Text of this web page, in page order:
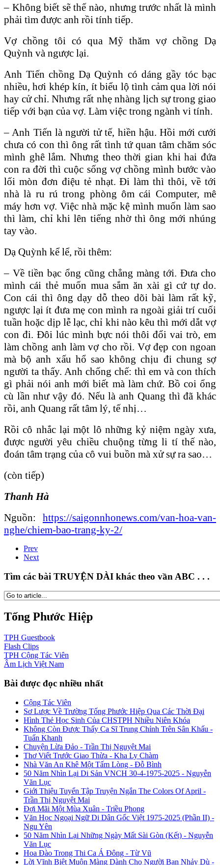
– Không biết sẽ thế nào, nhưng trước nhất là mình
phải tìm được anh rồi tính tiếp.
Vợ chồng tôi có qua Mỹ thăm vợ chồng Dạ
Quỳnh và ngược lại.
Anh Tiến chồng Dạ Quỳnh có dáng gầy tóc bạc
nhiều, hơi khép kín, ít biểu lộ tình cảm qua lời nói
hay cử chỉ. Nhưng rất nhẹ nhàng lịch sự trong giao
tiếp với bạn của vợ. Làm việc trong ngành vi tính.
– Anh Tiến là người tử tế, hiền hậu. Hồi mới cưới
chưa có con thì ông rất tình tứ quan tâm chăm sóc
mình ghê lắm. Nhưng theo thời gian khi hai đứa
con ra đời thì cuộc sống vợ chồng mình bước vào
lối mòn đơn điệu tẻ nhạt. Đi làm thì thôi, về tới
nhà là ru rú trong phòng ôm cái Computer, mê
máy hơn vợ. Việc nhà mặc kệ mình muốn làm sao
thì làm, chỉ khi lên tiếng nhờ thì ông mới nhúng
tay vào.
Dạ Quỳnh kể lể, rồi thêm:
– Về tiền bạc ổng cũng chẳng màng tới. Đưa cho
mình cái thẻ muốn mua sắm ăn xài gì cứ tự do.
Con cái thì ông dạy dỗ theo dõi bài làm rất kỹ,
ngược lại ít đưa mẹ con mình ra ngoài giải trí cuối
tuần hoặc dịp lễ lạc, chỉ khi nào kêu thì mới dắt vợ
con đi. Đôi lúc mình bực nói thôi đổi vai trò, em
làm chồng anh làm vợ cho rồi. Vợ đẹp con ngoan
mà bộ anh xấu hổ sao không chịu đi chung sợ
người ta thấy. Anh chống chế: thì em và con thích
gì phải nói anh mới biết mà làm chứ. Bồ coi ổng
cù lần như vậy đó. Nếu là anh Quang thì đã khác
rồi, anh Quang rất tâm lý, tế nhị…
Rồi cô nhắc lại một lô những kỷ niệm ngày xưa,
được người yêu chiều chuộng từng li tí thế nào,
đoán tâm trạng của cô vui buồn mà xử sự ra sao…
(còn tiếp)
Thanh Hà
Nguồn: https://saigonnhonews.com/van-hoa-van-
nghe/chiem-bao-trang-ky-2/
Prev
Next
Tìm các bài TRUYỆN DÀI khác theo vần ABC . . .
Tống Phước Hiệp
TPH Guestbook
Flash Clips
TPH Cộng Tác Viên
Âm Lịch Việt Nam
Bài được đọc nhiều nhất
Cộng Tác Viên
Sơ Lược Về Trường Tống Phước Hiệp Qua Các Thời Đại
Hình Thẻ Học Sinh Của CHSTPH Nhiều Niên Khóa
Không Còn Được Thấy Ca Sĩ Trung Chỉnh Trên Sân Khấu -
Tuấn Khanh
Chuyện Lừa Đảo - Trần Thị Nguyệt Mai
Thơ Viết Trước Giao Thừa - Kha Ly Chàm
Nhà Văn An Khê Một Tấm Lòng - Đỗ Bình
50 Năm Nhìn Lại Di Sản VNCH 30-4-1975-2025 - Nguyễn
Văn Lục
Giới Thiệu Tuyển Tập Truyện Ngắn The Colors Of April -
Trần Thị Nguyệt Mai
Đợi Mãi Một Mùa Xuân - Triều Phong
Văn Học Ngoại Ngữ Di Dân Gốc Việt 1975-2025 (Phần II) -
Ngu Yên
50 Năm Nhìn Lại Những Ngày Mất Sài Gòn (Kết) - Nguyễn
Văn Lục
Hoa Đào Trong Thi Ca Á Đông - Từ Vũ
Lời Vĩnh Biệt Muộn Màng Dành Cho Người Bạn Nhảy Dù -